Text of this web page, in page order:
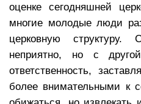
оценке сегодняшней
многие молодые люди
церковную
неприятно, но с
ответственность,
более внимательными к